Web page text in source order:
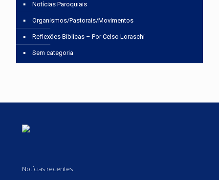
Notícias Paroquiais
Organismos/Pastorais/Movimentos
Reflexões Bíblicas – Por Celso Loraschi
Sem categoria
Notícias recentes